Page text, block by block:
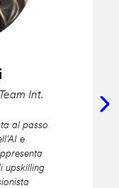
Int.
al passo
e
upskilling